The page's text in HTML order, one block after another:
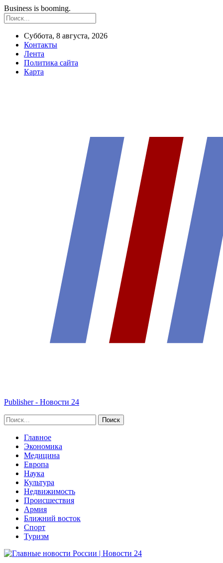
Business is booming.
Суббота, 8 августа, 2026
Контакты
Лента
Политика сайта
Карта
Publisher - Новости 24
Главное
Экономика
Медицина
Европа
Наука
Культура
Недвижимость
Происшествия
Армия
Ближний восток
Спорт
Туризм